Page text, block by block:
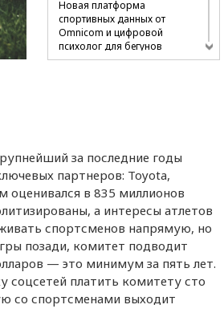
Новая платформа
спортивных данных от
Omnicom и цифровой
психолог для бегунов
за последние годы
партнеров: Toyota,
оценивался в 835 миллионов
а интересы атлетов
спортсменов напрямую, но
позади, комитет подводит
— это минимум за пять лет.
соцсетей платить комитету сто
со спортсменами выходит